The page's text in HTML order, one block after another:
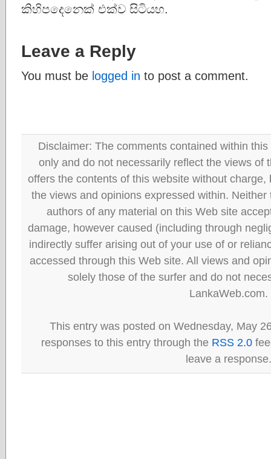
කිහිපදෙනෙක් එක්ව සිටියහ.
Leave a Reply
You must be logged in to post a comment.
Disclaimer: The comments contained within
only and do not necessarily reflect the views of
offers the contents of this website without
the views and opinions expressed within.
authors of any material on this Web site
damage, however caused (including through
indirectly suffer arising out of your use of or
accessed through this Web site. All views and
solely those of the surfer and do not
LankaWeb.com.
This entry was posted on Wednesday, May
responses to this entry through the RSS 2.0
leave a response.